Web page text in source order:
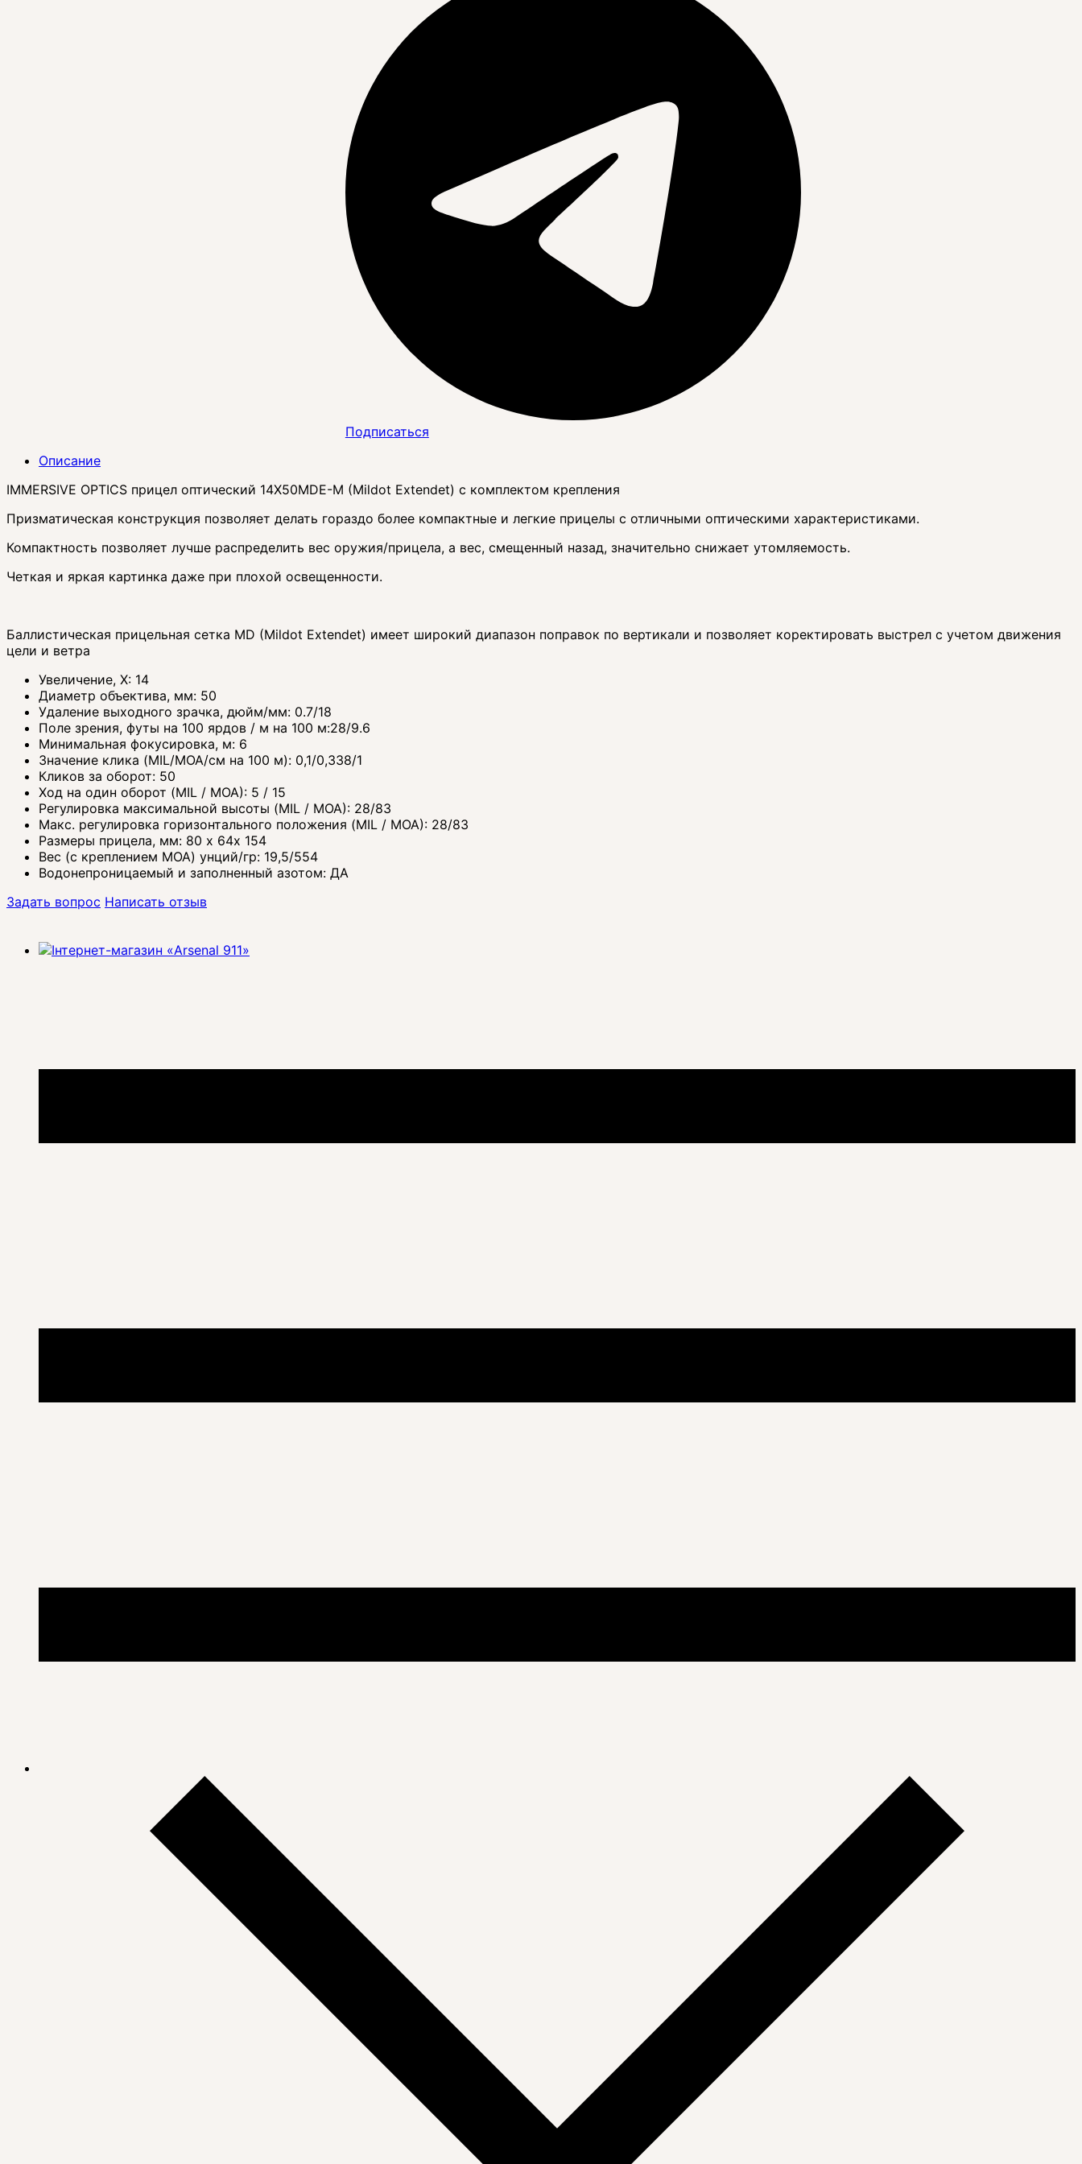
Подписаться
Описание
IMMERSIVE OPTICS прицел оптический 14X50MDE-M (Mildot Extendet) с комплектом крепления
Призматическая конструкция позволяет делать гораздо более компактные и легкие прицелы с отличными оптическими характеристиками.
Компактность позволяет лучше распределить вес оружия/прицела, а вес, смещенный назад, значительно снижает утомляемость.
Четкая и яркая картинка даже при плохой освещенности.
Баллистическая прицельная сетка MD (Mildot Extendet) имеет широкий диапазон поправок по вертикали и позволяет коректировать выстрел с учетом движения
цели и ветра
Увеличение, Х: 14
Диаметр объектива, мм: 50
Удаление выходного зрачка, дюйм/мм: 0.7/18
Поле зрения, футы на 100 ярдов / м на 100 м:28/9.6
Минимальная фокусировка, м: 6
Значение клика (MIL/MOA/см на 100 м): 0,1/0,338/1
Кликов за оборот: 50
Ход на один оборот (MIL / MOA): 5 / 15
Регулировка максимальной высоты (MIL / MOA): 28/83
Макс. регулировка горизонтального положения (MIL / MOA): 28/83
Размеры прицела, мм: 80 х 64х 154
Вес (с креплением MOA) унций/гр: 19,5/554
Водонепроницаемый и заполненный азотом: ДА
Задать вопрос Написать отзыв